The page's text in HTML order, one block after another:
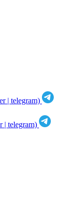
| telegram)
telegram)